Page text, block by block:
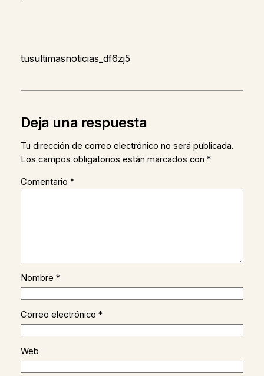
tusultimasnoticias_df6zj5
Deja una respuesta
Tu dirección de correo electrónico no será publicada.
Los campos obligatorios están marcados con *
Comentario *
Nombre *
Correo electrónico *
Web